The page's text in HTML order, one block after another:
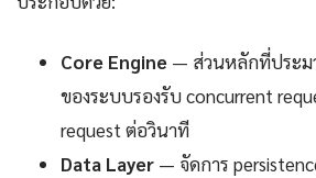
Core Engine — ส่วนหลักที่ประม
ของระบบรองรับ concurrent
request ต่อวินาที
Data Layer — จัดการ